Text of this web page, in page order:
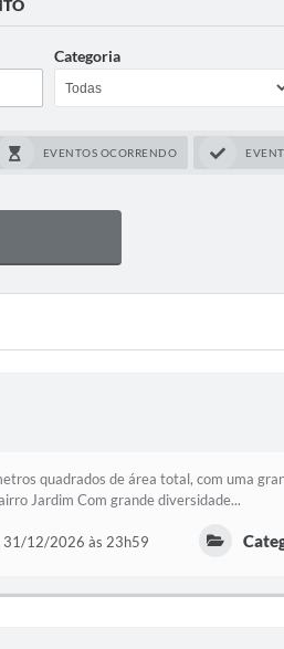
Categoria
EVENTOS OCORRENDO
quadrados de área total, com uma
Jardim Com grande diversidade...
31/12/2026 às 23h59